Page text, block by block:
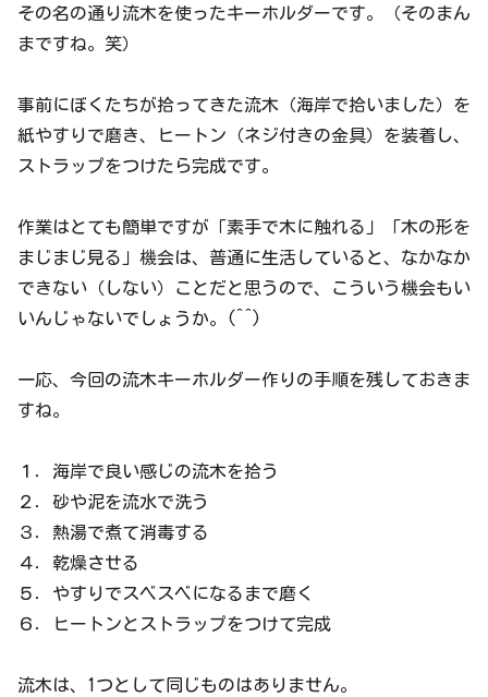
その名の通り流木を使ったキーホルダーです。（そのまん
まですね。笑）
事前にぼくたちが拾ってきた流木（海岸で拾いました）を
紙やすりで磨き、ヒートン（ネジ付きの金具）を装着し、
ストラップをつけたら完成です。
作業はとても簡単ですが「素手で木に触れる」「木の形を
まじまじ見る」機会は、普通に生活していると、なかなか
できない（しない）ことだと思うので、こういう機会もい
いんじゃないでしょうか。(^^)
一応、今回の流木キーホルダー作りの手順を残しておきま
すね。
１．海岸で良い感じの流木を拾う
２．砂や泥を流水で洗う
３．熱湯で煮て消毒する
４．乾燥させる
５．やすりでスベスベになるまで磨く
６．ヒートンとストラップをつけて完成
流木は、1つとして同じものはありません。